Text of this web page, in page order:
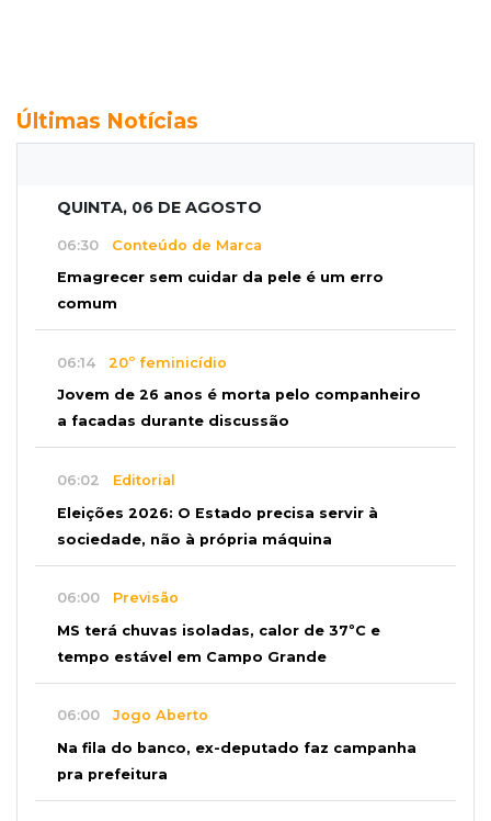
Últimas Notícias
QUINTA, 06 DE AGOSTO
06:30 Conteúdo de Marca
Emagrecer sem cuidar da pele é um erro
comum
06:14 20º feminicídio
Jovem de 26 anos é morta pelo companheiro
a facadas durante discussão
06:02 Editorial
Eleições 2026: O Estado precisa servir à
sociedade, não à própria máquina
06:00 Previsão
MS terá chuvas isoladas, calor de 37ºC e
tempo estável em Campo Grande
06:00 Jogo Aberto
Na fila do banco, ex-deputado faz campanha
pra prefeitura